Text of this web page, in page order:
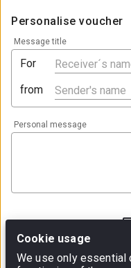
Personalise voucher
Message title
For
from
Personal message
Send as a gift to
Cookie usage
We use only